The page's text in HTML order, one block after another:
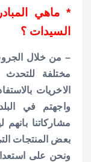
* ماهي
السيدات ؟
– من خلال
مختلفة
الاخريات
واجهتم في
مشاركاتنا
بعض المنتجات
ونحن على